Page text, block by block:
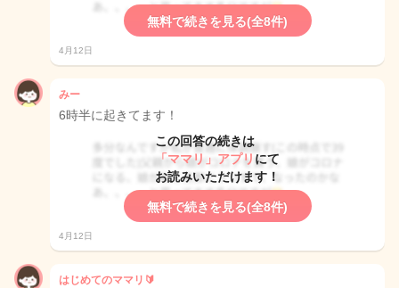
無料で続きを見る(全8件)
4月12日
みー
6時半に起きてます！
この回答の続きは
「ママリ」アプリ にて
お読みいただけます！
無料で続きを見る(全8件)
4月12日
はじめてのママリ🔰